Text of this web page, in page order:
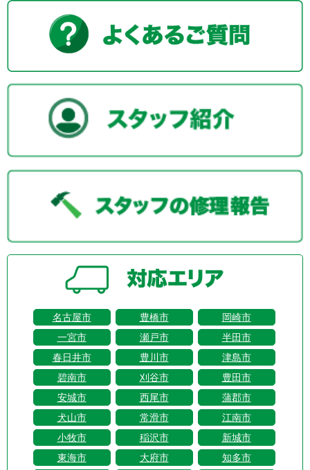
名古屋市 豊橋市
岡崎市
一宮市
瀬戸市
半田市
春日井市
豊川市
津島市
碧南市
刈谷市
豊田市
安城市
西尾市
蒲郡市
犬山市
常滑市
江南市
小牧市
稲沢市
新城市
東海市
大府市
知多市